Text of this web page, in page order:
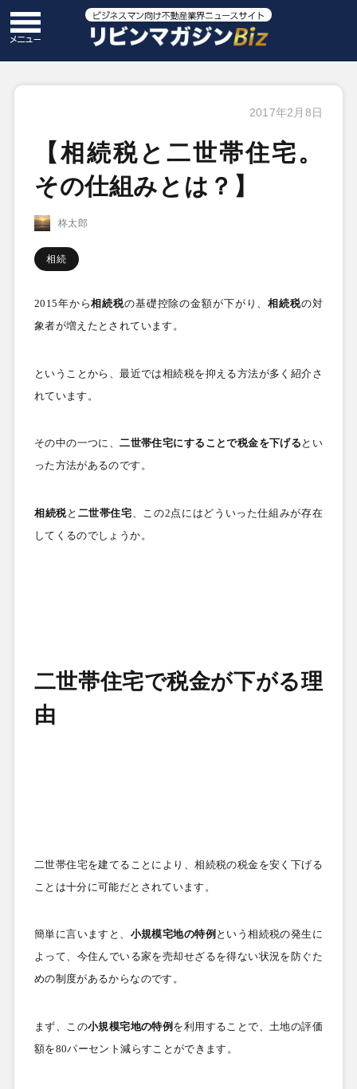
2017年2月8日
【相続税と二世帯住宅。
その仕組みとは？】
柊太郎
相続
2015年から相続税の基礎控除の金額が下がり、相続税の対
象者が増えたとされています。
ということから、最近では相続税を抑える方法が多く紹介さ
れています。
その中の一つに、二世帯住宅にすることで税金を下げる とい
った方法があるのです。
相続税と 二世帯住宅 、この2 点にはどういった仕組みが存在
してくるのでしょうか。
二世帯住宅で税金が下がる理
由
二世帯住宅を建てることにより、相続税の税金を安く下げる
ことは十分に可能だとされています。
簡単に言いますと、 小規模宅地の特例 という相続税の発生に
よって、今住んでいる家を売却せざるを得ない状況を防ぐた
めの制度があるからなのです。
まず、この小規模宅地の特例を利用することで、土地の評価
額を80パーセント減らすことができます。